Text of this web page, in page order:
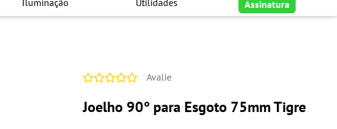
Iluminação Utilidades Assinatura
Avalie
Joelho 90° para Esgoto 75mm Tigre